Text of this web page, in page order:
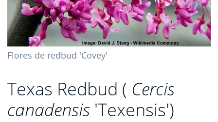
Flores de redbud 'Covey'
Texas Redbud ( Cercis
canadensis 'Texensis')